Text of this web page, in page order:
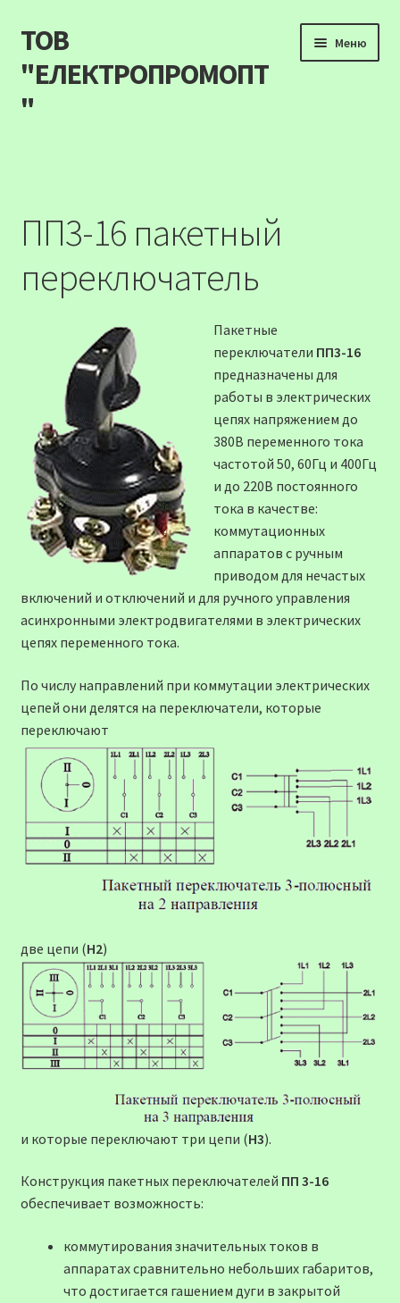
Перейти
до
навігації
Перейти
до
вмісту
ТОВ
"ЕЛЕКТРОПРОМОПТ
"
Меню
Прайс
Контакти
Про компанію
Карта сайту
ПП3-16 пакетный
переключатель
Пакетные
переключатели ПП3-16
предназначены для
работы в электрических
цепях напряжением до
380В переменного тока
частотой 50, 60Гц и 400Гц
и до 220В постоянного
тока в качестве:
коммутационных
аппаратов с ручным
приводом для нечастых
включений и отключений и для ручного управления
асинхронными электродвигателями в электрических
цепях переменного тока.
По числу направлений при коммутации электрических
цепей они делятся на переключатели, которые
переключают
две цепи (Н2)
и которые переключают три цепи (Н3).
Конструкция пакетных переключателей ПП 3-16
обеспечивает возможность:
коммутирования значительных токов в
аппаратах сравнительно небольших габаритов,
что достигается гашением дуги в закрытой